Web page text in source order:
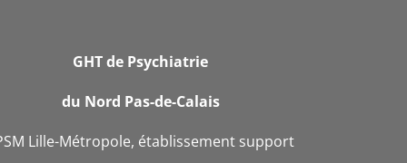
GHT de Psychiatrie
du Nord Pas-de-Calais
Lille-Métropole, établissement support